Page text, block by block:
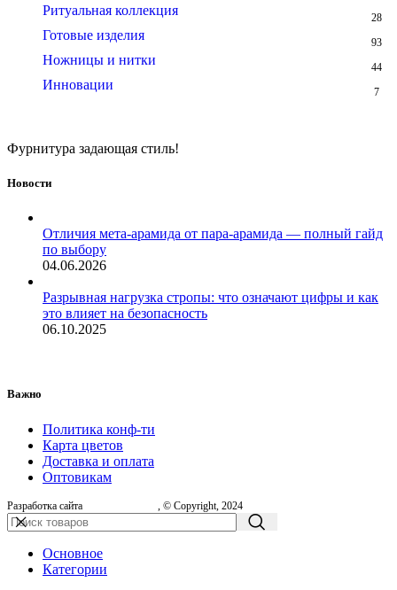
Ритуальная коллекция 28
Готовые изделия 93
Ножницы и нитки 44
Инновации 7
Фурнитура задающая стиль!
Новости
Отличия мета-арамида от пара-арамида — полный гайд
по выбору
04.06.2026
Разрывная нагрузка стропы: что означают цифры и как
это влияет на безопасность
06.10.2025
Важно
Политика конф-ти
Карта цветов
Доставка и оплата
Оптовикам
Разработка сайта , © Copyright, 2024
Основное
Категории